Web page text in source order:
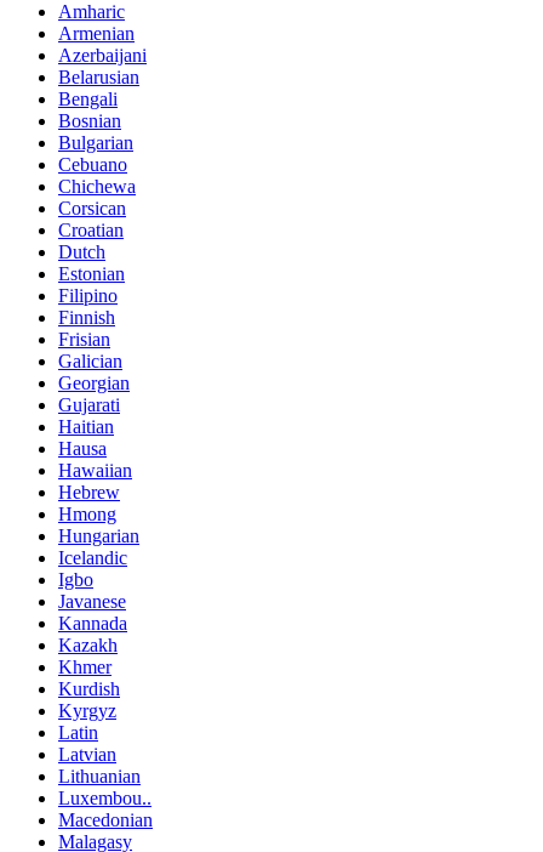
Amharic
Armenian
Azerbaijani
Belarusian
Bengali
Bosnian
Bulgarian
Cebuano
Chichewa
Corsican
Croatian
Dutch
Estonian
Filipino
Finnish
Frisian
Galician
Georgian
Gujarati
Haitian
Hausa
Hawaiian
Hebrew
Hmong
Hungarian
Icelandic
Igbo
Javanese
Kannada
Kazakh
Khmer
Kurdish
Kyrgyz
Latin
Latvian
Lithuanian
Luxembou..
Macedonian
Malagasy